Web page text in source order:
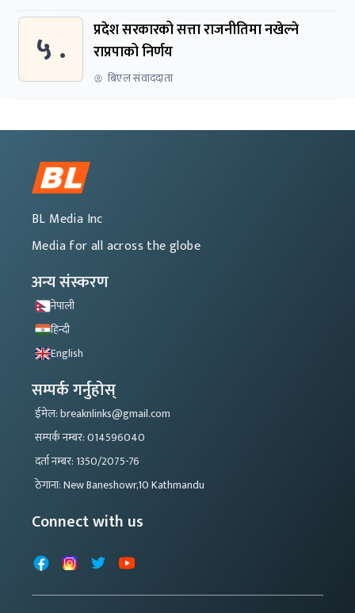
५ .
प्रदेश सरकारको सत्ता राजनीतिमा नखेल्ने
राप्रपाको निर्णय
बिएल संवाददाता
BL Media Inc
Media for all across the globe
अन्य संस्करण
नेपाली
हिन्दी
English
सम्पर्क गर्नुहोस्
ईमेल: breaknlinks@gmail.com
सम्पर्क नम्बर: 014596040
दर्ता नम्बर: 1350/2075-76
ठेगाना: New Baneshowr,10 Kathmandu
Connect with us
FacebookInstagram
X YouTube